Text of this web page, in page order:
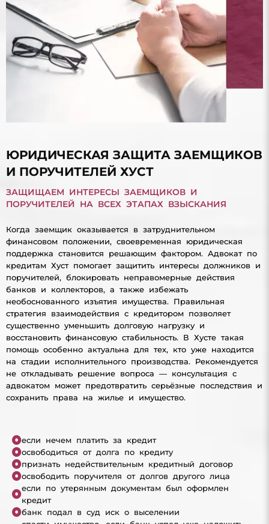
ЮРИДИЧЕСКАЯ ЗАЩИТА ЗАЕМЩИКОВ
И ПОРУЧИТЕЛЕЙ ХУСТ
ЗАЩИЩАЕМ ИНТЕРЕСЫ ЗАЕМЩИКОВ И
ПОРУЧИТЕЛЕЙ НА ВСЕХ ЭТАПАХ ВЗЫСКАНИЯ
Когда заемщик оказывается в затруднительном
финансовом положении, своевременная юридическая
поддержка становится решающим фактором. Адвокат по
кредитам Хуст помогает защитить интересы должников и
поручителей, блокировать неправомерные действия
банков и коллекторов, а также избежать
необоснованного изъятия имущества. Правильная
стратегия взаимодействия с кредитором позволяет
существенно уменьшить долговую нагрузку и
восстановить финансовую стабильность. В Хусте такая
помощь особенно актуальна для тех, кто уже находится
на стадии исполнительного производства. Рекомендуется
не откладывать решение вопроса — консультация с
адвокатом может предотвратить серьёзные последствия и
сохранить права на жилье и имущество.
если нечем платить за кредит
освободиться от долга по кредиту
признать недействительным кредитный договор
освободить поручителя от долгов другого лица
если по утерянным документам был оформлен
кредит
банк подал в суд иск о выселении